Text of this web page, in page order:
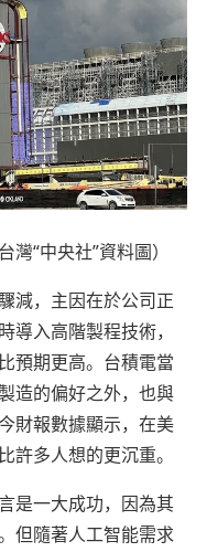
“中央社”資料圖）
減，主因在於公司正
導入高階製程技術，
預期更高。台積電當
造的偏好之外，也與
財報數據顯示，在美
許多人想的更沉重。
是一大成功，因為其
但隨著人工智能需求